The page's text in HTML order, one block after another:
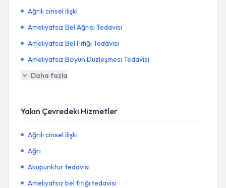
Ağrılı cinsel ilişki
Ameliyatsız Bel Ağrısı Tedavisi
Ameliyatsız Bel Fıtığı Tedavisi
Ameliyatsız Boyun Düzleşmesi Tedavisi
Daha fazla
Yakın Çevredeki Hizmetler
Ağrılı cinsel ilişki
Ağrı
Akupunktur tedavisi
Ameliyatsız bel fıtığı tedavisi